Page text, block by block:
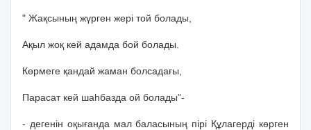
" Жақсының жүрген жерi той болады,
Ақыл жоқ кей адамда бой болады.
Көрмеге қандай жаман болсадағы,
Парасат кей шаһбазда ой болады”-
- дегенiн оқығанда мал баласының пiрi Құлагердi көрген